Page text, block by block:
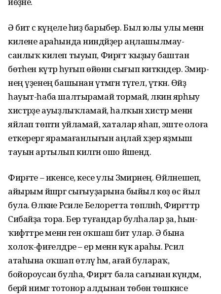
Ә бит әсә күңеле һиҙә барыбер. Был юлы улы менән
килене ара­һында ниндәйҙер аңлашылмау­
санлыҡ килеп тыуып, Фирғәт ҡыҙыу баштан
бөтәһен күтәрә һуғып өйөнән сығып киткәндер. Зәмирә­
нең үҙенең башынан үтмәгән түгел, үткән. Өйҙә
һауыт-һаба шалтырамай тормай, ләкин ярһыу
хистәрҙе ауыҙлыҡламай, һалҡын хистәр менән
яйлап төптән уйламай, хаталар яһап, эште олоға
еткерергә ярамағанлығын аңлай хәҙер яҙмыш
тауын артылып килгән ошо йәшендә.
Фирғәте – икенсе, кесе улы Зәмирәнең. Өйләнешеп,
айырым йәшәргә сығыуҙарына быйыл көҙ өс йыл
була. Өлкәне Рәсиле Белоретта төпләнһә, Фирғәттәр
Сибайҙа тора. Бер туғандар булһалар ҙа, һын-
ҡиәфәттәре менән генә оҡшаш бит улар. Ә бына
холоҡ-фиғелдәре – ер менән күк араһы. Рәсил
атаһына оҡшап өтәләү һәм, ағай булараҡ,
бойороусан булһа, Фирғәт бала сағынан күндәм,
берәй нимәгә тотонор алдынан төбөнә төшкәнсе